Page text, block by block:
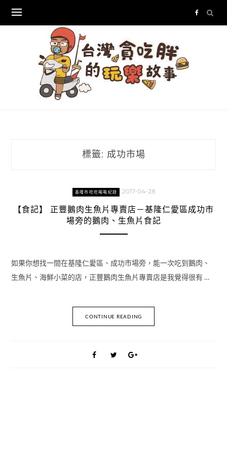
content
標籤: 成功市場
基隆市吃吃喝喝紀錄 2017-04-28
【食記】 正豐鵝肉生魚片專賣店－基隆仁愛區成功市
場旁的鵝肉、生魚片食記
如果你想找一間在基隆仁愛區、成功市場旁，能一次吃到鵝肉、
生魚片、海鮮小菜的店，正豐鵝肉生魚片專賣店是我覺得很有 …
CONTINUE READING